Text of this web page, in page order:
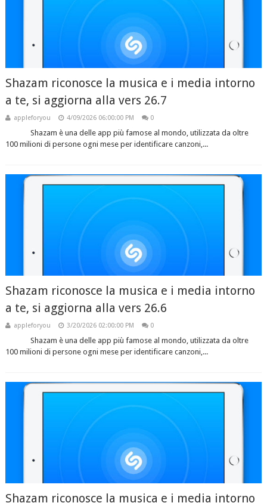
Shazam riconosce la musica e i media intorno
a te, si aggiorna alla vers 26.7
appleforyou 4/09/2026 06:00:00 PM 0
Shazam è una delle app più famose al mondo, utilizzata da oltre
100 milioni di persone ogni mese per identificare canzoni,...
Shazam riconosce la musica e i media intorno
a te, si aggiorna alla vers 26.6
appleforyou 3/20/2026 02:00:00 PM 0
Shazam è una delle app più famose al mondo, utilizzata da oltre
100 milioni di persone ogni mese per identificare canzoni,...
Shazam riconosce la musica e i media intorno